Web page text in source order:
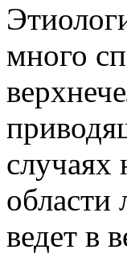
много
случаях
области
ведет в